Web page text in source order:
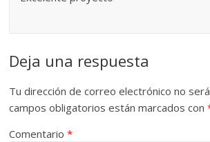
Deja una respuesta
Tu dirección de correo electrónico no
campos obligatorios están marcados con
Comentario*